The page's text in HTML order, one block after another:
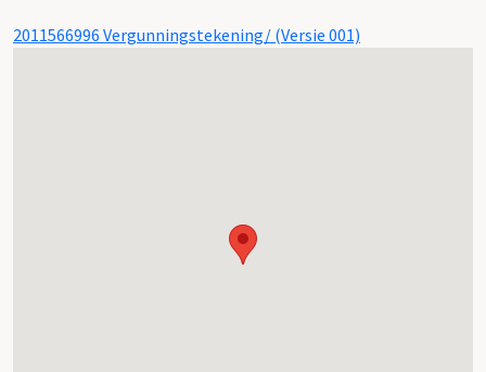
2011566996 Vergunningstekening/ (Versie 001)